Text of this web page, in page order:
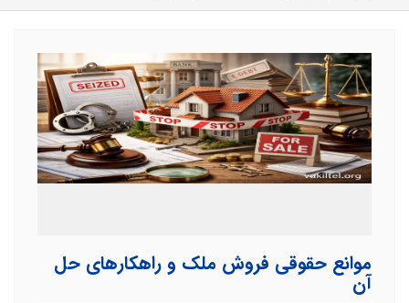
موانع حقوقی فروش ملک و راهکارهای حل
آن